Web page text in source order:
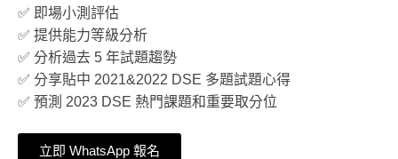
✅ 即場小測評估
✅ 提供能力等級分析
✅ 分析過去 5 年試題趨勢
✅ 分享貼中 2021&2022 DSE 多題試題心得
✅ 預測 2023 DSE 熱門課題和重要取分位
立即 WhatsApp 報名